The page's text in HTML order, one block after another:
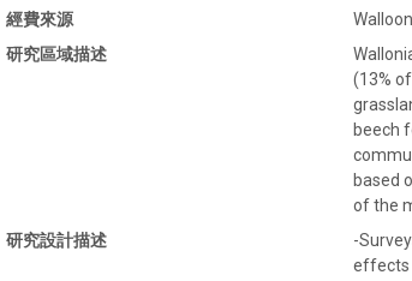
經費來源
研究區域描述
(13%
beech
based
of the
研究設計描述
-
effects